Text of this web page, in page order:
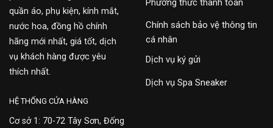
quần áo, phụ kiện, kính mắt,
nước hoa, đồng hồ chính
hãng mới nhất, giá tốt, dịch
vụ khách hàng được yêu
thích nhất.
Phương thức thanh toán
Chính sách bảo vệ thông tin
cá nhân
Dịch vụ ký gửi
Dịch vụ Spa Sneaker
HỆ THỐNG CỬA HÀNG
Cơ sở 1: 70-72 Tây Sơn, Đống